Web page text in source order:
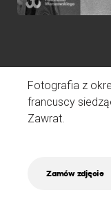
Fotografia z
francuscy
Zawrat.
Zamów zdjęcie